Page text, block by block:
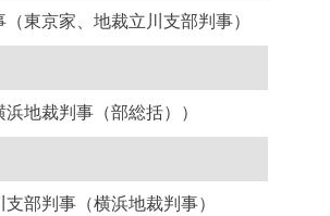
東京家、地裁立川支部判事）
地裁判事（部総括））
部判事（横浜地裁判事）